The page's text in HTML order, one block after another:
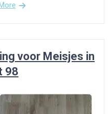
voor Meisjes in
98